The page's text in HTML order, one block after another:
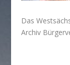
Das
Archiv